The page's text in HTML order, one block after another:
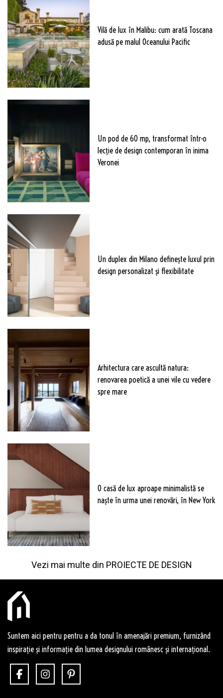
Vilă de lux în Malibu: cum arată Toscana
adusă pe malul Oceanului Pacific
Un pod de 60 mp, transformat într-o
lecție de design contemporan în inima
Veronei
Un duplex din Milano definește luxul prin
design personalizat și flexibilitate
Arhitectura care ascultă natura:
renovarea poetică a unei vile cu vedere
spre mare
O casă de lux aproape minimalistă se
naște în urma unei renovări, în New York
Vezi mai multe din PROIECTE DE DESIGN
Suntem aici pentru pentru a da tonul în amenajări premium, furnizând
inspirație și informație din lumea designului românesc și internațional.